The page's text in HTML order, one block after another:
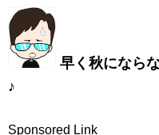
早く秋になら
♪
Sponsored Link